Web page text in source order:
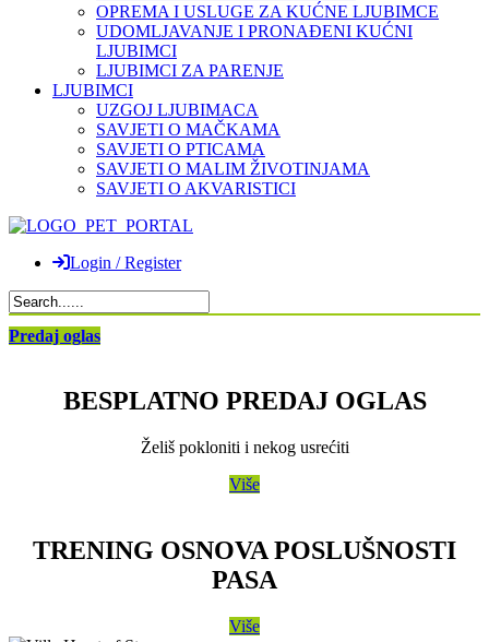
OPREMA I USLUGE ZA KUĆNE LJUBIMCE
UDOMLJAVANJE I PRONAĐENI KUĆNI
LJUBIMCI
LJUBIMCI ZA PARENJE
LJUBIMCI
UZGOJ LJUBIMACA
SAVJETI O MAČKAMA
SAVJETI O PTICAMA
SAVJETI O MALIM ŽIVOTINJAMA
SAVJETI O AKVARISTICI
Login / Register
Predaj oglas
BESPLATNO PREDAJ OGLAS
Želiš pokloniti i nekog usrećiti
Više
TRENING OSNOVA POSLUŠNOSTI
PASA
Više